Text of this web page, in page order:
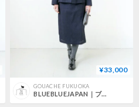
¥33,000
GOUACHE FUKUOKA
BLUEBLUEJAPAN｜ブルーブルージャパン｜マイヤーレース ノーカラージャケット ウイメンズ｜D NAVY ｜700085097